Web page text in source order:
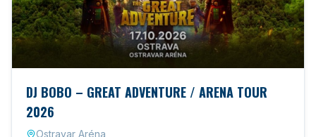
DJ BOBO – GREAT ADVENTURE / ARENA TOUR
2026
Ostravar Aréna